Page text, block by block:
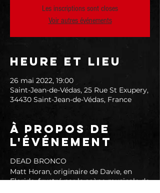
Les inscriptions sont closes
Voir autres événements
Heure et lieu
26 mai 2022, 19:00
Saint-Jean-de-Védas, 25 Rue St Exupery,
34430 Saint-Jean-de-Védas, France
À propos de
l'événement
DEAD BRONCO
Matt Horan, originaire de Davie, en
Floride, frustré par la scène musicale de